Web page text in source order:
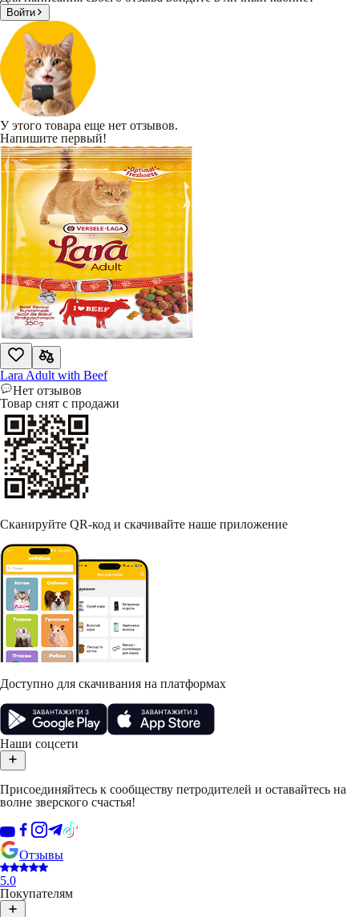
Войти
У этого товара еще нет отзывов.
Напишите первый!
Lara Adult with Beef
Нет отзывов
Товар снят с продажи
Сканируйте QR-код и скачивайте наше приложение
Доступно для скачивания на платформах
Наши соцсети
Присоединяйтесь к сообществу петродителей и оставайтесь на
волне зверского счастья!
Отзывы
5.0
Покупателям